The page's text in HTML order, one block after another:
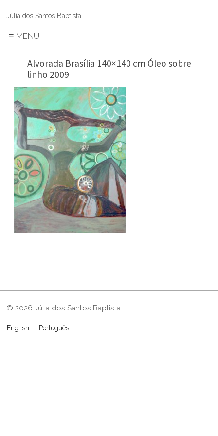
Júlia dos Santos Baptista
≡ MENU
Alvorada Brasília 140×140 cm Óleo sobre
linho 2009
© 2026 Júlia dos Santos Baptista
English Português